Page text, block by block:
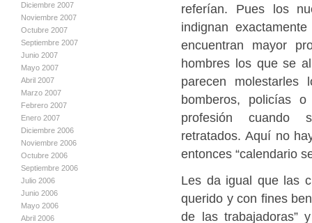
referían. Pues los
indignan
encuentran mayor
hombres los que se
parecen molestarles
bomberos, policías
profesión cuando
retratados. Aquí no
entonces “calendario
Les da igual que las
querido y con fines
de las trabajadoras”
Diciembre 2007
Noviembre 2007
Octubre 2007
Septiembre 2007
Junio 2007
Mayo 2007
Abril 2007
Marzo 2007
Febrero 2007
Enero 2007
Diciembre 2006
Noviembre 2006
Octubre 2006
Septiembre 2006
Julio 2006
Junio 2006
Mayo 2006
Abril 2006